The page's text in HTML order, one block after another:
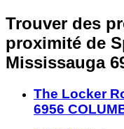
Trouver des
proximité de
Mississauga
The Locker
6956